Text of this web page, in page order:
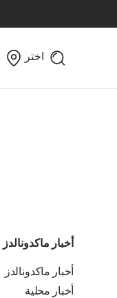
اختر
أخبار ماكدونالدز
أخبار ماكدونالدز
أخبار محلية